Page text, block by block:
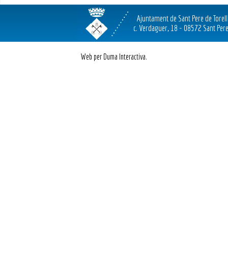
Ajuntament de Sant Pere de
c. Verdaguer, 18 - 08572 Sant
Web per Duma Interactiva.